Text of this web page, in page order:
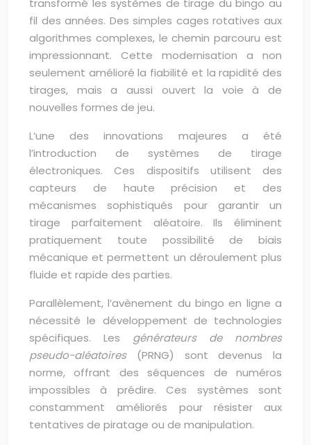
transformé les systèmes de tirage du bingo au
fil des années. Des simples cages rotatives aux
algorithmes complexes, le chemin parcouru est
impressionnant. Cette modernisation a non
seulement amélioré la fiabilité et la rapidité des
tirages, mais a aussi ouvert la voie à de
nouvelles formes de jeu.
L’une des innovations majeures a été
l’introduction de systèmes de tirage
électroniques. Ces dispositifs utilisent des
capteurs de haute précision et des
mécanismes sophistiqués pour garantir un
tirage parfaitement aléatoire. Ils éliminent
pratiquement toute possibilité de biais
mécanique et permettent un déroulement plus
fluide et rapide des parties.
Parallèlement, l’avènement du bingo en ligne a
nécessité le développement de technologies
spécifiques. Les générateurs de nombres
pseudo-aléatoires (PRNG) sont devenus la
norme, offrant des séquences de numéros
impossibles à prédire. Ces systèmes sont
constamment améliorés pour résister aux
tentatives de piratage ou de manipulation.